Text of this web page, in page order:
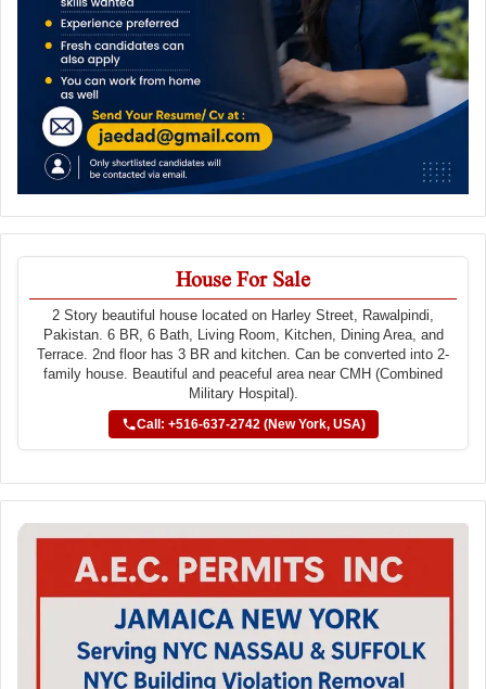
House For Sale
2 Story beautiful house located on Harley Street, Rawalpindi,
Pakistan. 6 BR, 6 Bath, Living Room, Kitchen, Dining Area, and
Terrace. 2nd floor has 3 BR and kitchen. Can be converted into 2-
family house. Beautiful and peaceful area near CMH (Combined
Military Hospital).
Call: +516-637-2742 (New York, USA)